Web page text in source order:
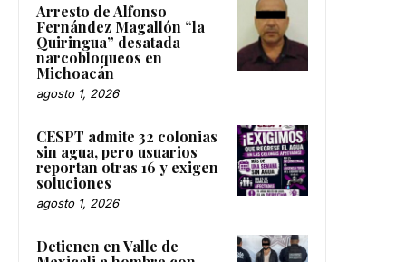
Arresto de Alfonso
Fernández Magallón “la
Quiringua” desatada
narcobloqueos en
Michoacán
agosto 1, 2026
CESPT admite 32 colonias
sin agua, pero usuarios
reportan otras 16 y exigen
soluciones
agosto 1, 2026
Detienen en Valle de